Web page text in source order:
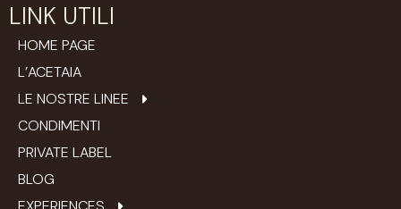
LINK UTILI
HOME PAGE
L’ACETAIA
LE NOSTRE LINEE
CONDIMENTI
PRIVATE LABEL
BLOG